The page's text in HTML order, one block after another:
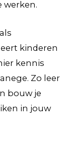
werken.
kinderen
kennis
Zo leer
bouw je
in jouw